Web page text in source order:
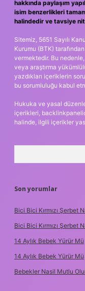
hakkında paylaşım
isim benzerlikleri
halindedir ve tavsiye
Sitemiz, 5651 Sayılı
Kurumu (BTK)
vermektedir. Bu
veya araştırma
yazdıkları içeriklerin
bu sorumluluğu kabul
Hukuka ve yasal
içerikleri,
halinde, ilgili içerikler
Son yorumlar
Bici Bici Kırmızı Şerbet
Bici Bici Kırmızı Şerbet
14 Aylık Bebek Yürür Mü
14 Aylık Bebek Yürür Mü
Bebekler Nasil Mutlu